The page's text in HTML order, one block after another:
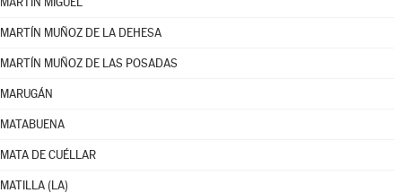
MARTÍN MUÑOZ DE LA DEHESA
MARTÍN MUÑOZ DE LAS POSADAS
MARUGÁN
MATABUENA
MATA DE CUÉLLAR
MATILLA (LA)